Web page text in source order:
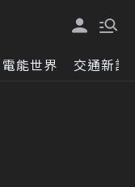
電能世界 交通新訊